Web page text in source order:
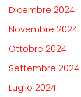
Dicembre 2024
Novembre 2024
Ottobre 2024
Settembre 2024
Luglio 2024